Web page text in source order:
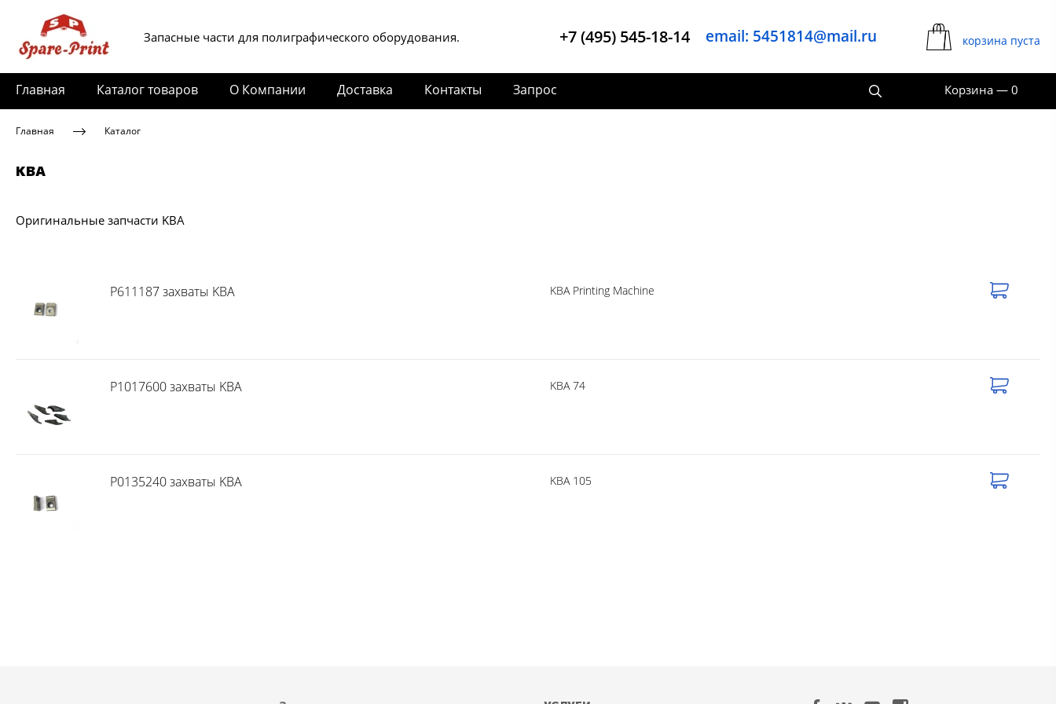
Запасные части для полиграфического оборудования. +7 (495) 545-18-14 email: 5451814@mail.ru корзина пуста
Главная Каталог товаров О Компании Доставка Контакты Запрос Корзина — 0
Главная Каталог
KBA
Оригинальные запчасти KBA
P611187 захваты KBA KBA Printing Machine
P1017600 захваты KBA KBA 74
P0135240 захваты KBA KBA 105